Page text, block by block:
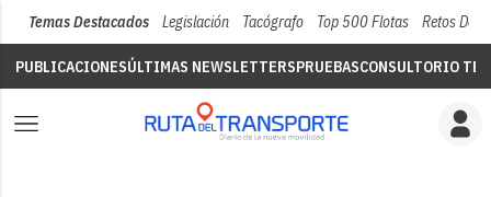
Temas Destacados Legislación Tacógrafo Top 500 Flotas Retos Del
PUBLICACIONESÚLTIMAS NEWSLETTERSPRUEBASCONSULTORIO